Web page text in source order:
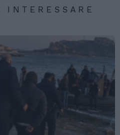
INTERESSARE